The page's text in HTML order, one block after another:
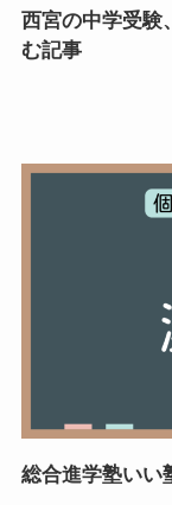
西宮の中学受験
む記事
総合進学塾い